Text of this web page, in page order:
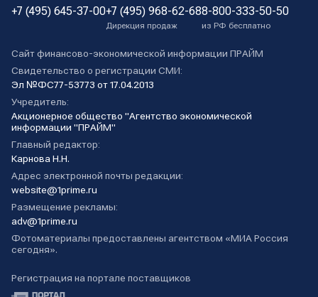
+7 (495) 645-37-00+7 (495) 968-62-68
Дирекция продаж
8-800-333-50-50
из РФ бесплатно
Сайт финансово-экономической информации ПРАЙМ
Свидетельство о регистрации СМИ:
Эл №ФС77-53773 от 17.04.2013
Учредитель:
Акционерное общество "Агентство экономической
информации "ПРАЙМ"
Главный редактор:
Карнова Н.Н.
Адрес электронной почты редакции:
website@1prime.ru
Размещение рекламы:
adv@1prime.ru
Фотоматериалы предоставлены агентством «МИА Россия
сегодня».
Регистрация на портале поставщиков